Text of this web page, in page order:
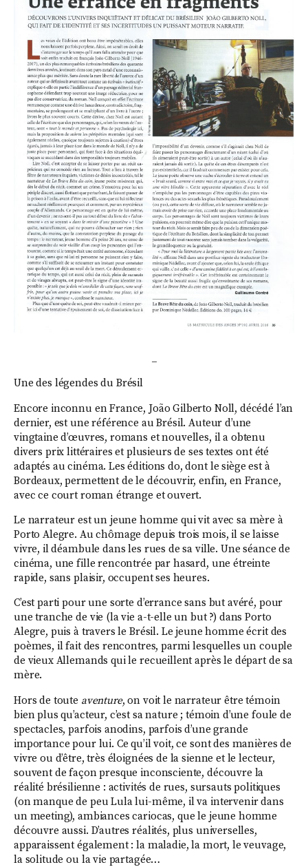
_
Une des légendes du Brésil
Encore inconnu en France, João Gilberto Noll, décédé l’an
dernier, est une référence au Brésil. Auteur d’une
vingtaine d’œuvres, romans et nouvelles, il a obtenu
divers prix littéraires et plusieurs de ses textes ont été
adaptés au cinéma. Les éditions do, dont le siège est à
Bordeaux, permettent de le découvrir, enfin, en France,
avec ce court roman étrange et ouvert.
Le narrateur est un jeune homme qui vit avec sa mère à
Porto Alegre. Au chômage depuis trois mois, il se laisse
vivre, il déambule dans les rues de sa ville. Une séance de
cinéma, une fille rencontrée par hasard, une étreinte
rapide, sans plaisir, occupent ses heures.
C’est parti pour une sorte d’errance sans but avéré, pour
une tranche de vie (la vie a-t-elle un but ?) dans Porto
Alegre, puis à travers le Brésil. Le jeune homme écrit des
poèmes, il fait des rencontres, parmi lesquelles un couple
de vieux Allemands qui le recueillent après le départ de sa
mère.
Hors de toute aventure, on voit le narrateur être témoin
bien plus qu’acteur, c’est sa nature ; témoin d’une foule de
spectacles, parfois anodins, parfois d’une grande
importance pour lui. Ce qu’il voit, ce sont des manières de
vivre ou d’être, très éloignées de la sienne et le lecteur,
souvent de façon presque inconsciente, découvre la
réalité brésilienne : activités de rues, sursauts politiques
(on manque de peu Lula lui-même, il va intervenir dans
un meeting), ambiances cariocas, que le jeune homme
découvre aussi. D’autres réalités, plus universelles,
apparaissent également : la maladie, la mort, le veuvage,
la solitude ou la vie partagée…